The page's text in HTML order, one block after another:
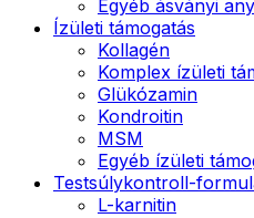
Egyéb ásványi
Ízületi támogatás
Kollagén
Komplex ízületi
Glükózamin
Kondroitin
MSM
Egyéb ízületi
Testsúlykontroll-
L-karnitin